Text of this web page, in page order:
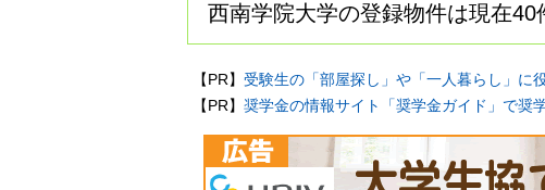
西南学院大学の登録物件は現在40
【PR】 受験生の「部屋探し」や「一人暮らし」に
【PR】 奨学金の情報サイト「奨学金ガイド」で奨